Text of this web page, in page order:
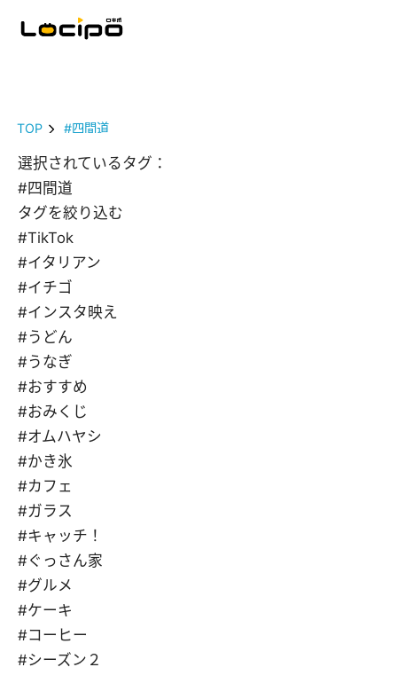
TOP #四間道
選択されているタグ：
#四間道
タグを絞り込む
#TikTok
#イタリアン
#イチゴ
#インスタ映え
#うどん
#うなぎ
#おすすめ
#おみくじ
#オムハヤシ
#かき氷
#カフェ
#ガラス
#キャッチ！
#ぐっさん家
#グルメ
#ケーキ
#コーヒー
#シーズン２